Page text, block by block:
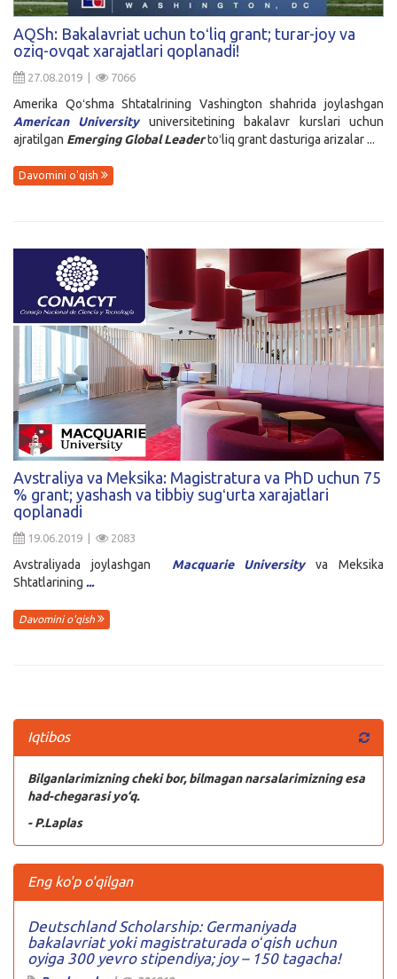
AQSh: Bakalavriat uchun toʻliq grant; turar-joy va
oziq-ovqat xarajatlari qoplanadi!
27.08.2019 | 7066
Amerika Qoʻshma Shtatalrining Vashington shahrida joylashgan
American Universityuniversitetining bakalavr kurslari uchun
ajratilgan Emerging Global Leadertoʻliq grant dasturiga arizalar ...
Davomini o'qish
Avstraliya va Meksika: Magistratura va PhD uchun 75
% grant; yashash va tibbiy sugʻurta xarajatlari
qoplanadi
19.06.2019 | 2083
Avstraliyada joylashgan Macquarie Universityva Meksika
Shtatlarining ...
Davomini o'qish
Iqtibos
Bilganlarimizning cheki bor, bilmagan narsalarimizning esa
had-chegarasi yo‘q.
- P.Laplas
Eng ko'p o'qilgan
Deutschland Scholarship: Germaniyada
bakalavriat yoki magistraturada oʻqish uchun
oyiga 300 yevro stipendiya; joy – 150 tagacha!